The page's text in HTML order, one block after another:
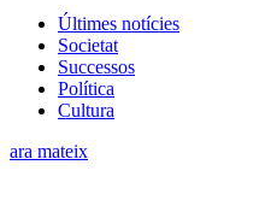
Últimes notícies
Societat
Successos
Política
Cultura
ara mateix